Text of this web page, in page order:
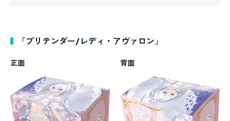
「プリテンダー/レディ・アヴァロン」
正面 背面